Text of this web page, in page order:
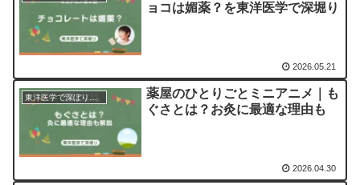
ョコは媚薬？を東洋医学で深堀り
2026.05.21
薬屋のひとりごとミニアニメ｜も
ぐさとは？お灸に最適な理由も
2026.04.30